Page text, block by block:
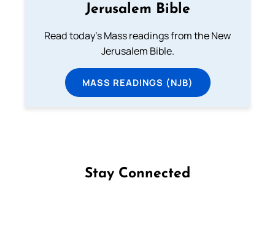
Jerusalem Bible
Read today's Mass readings from the New
Jerusalem Bible.
MASS READINGS (NJB)
Stay Connected